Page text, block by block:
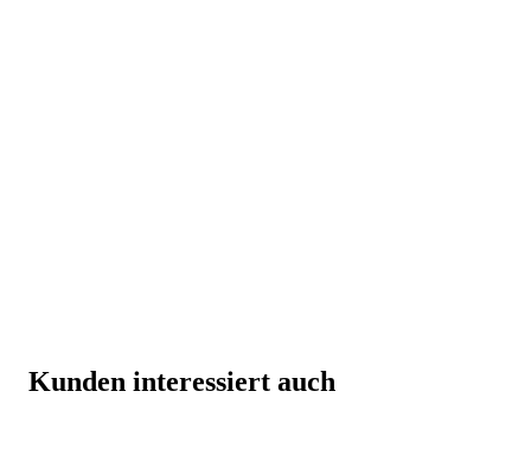
Kunden interessiert auch